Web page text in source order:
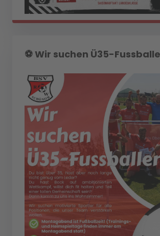
⚽️ Wir suchen Ü35-